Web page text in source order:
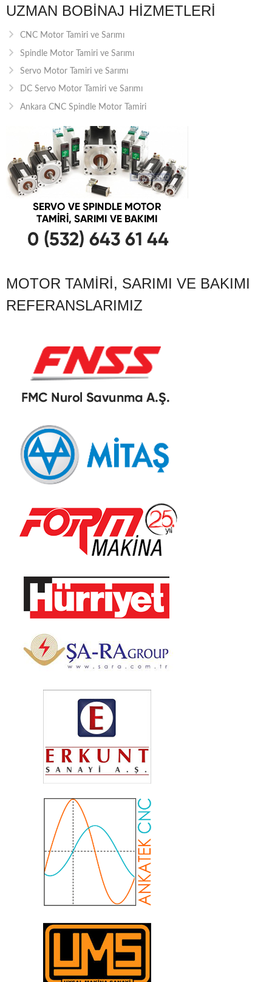
UZMAN BOBINAJ HIZMETLERI
CNC Motor Tamiri ve Sarımı
Spindle Motor Tamiri ve Sarımı
Servo Motor Tamiri ve Sarımı
DC Servo Motor Tamiri ve Sarımı
Ankara CNC Spindle Motor Tamiri
MOTOR TAMIRI, SARIMI VE BAKIMI
REFERANSLARIMIZ